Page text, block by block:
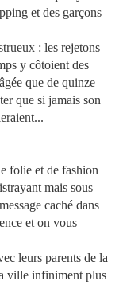
et des garçons
: les rejetons
y côtoient des
que de quinze
que si jamais son
folie et de fashion
mais sous
caché dans
et on vous
leurs parents de la
ville infiniment plus